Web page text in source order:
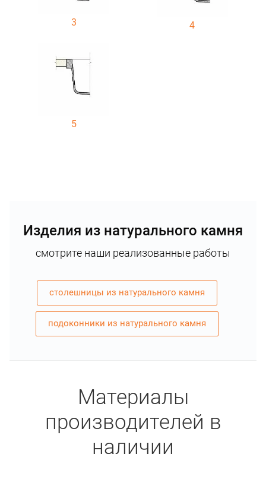
3 4
5
Изделия из натурального камня
смотрите наши реализованные работы
столешницы из натурального камня
подоконники из натурального камня
Материалы
производителей в
наличии